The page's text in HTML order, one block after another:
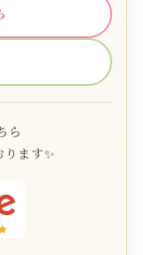
ら
ます✨